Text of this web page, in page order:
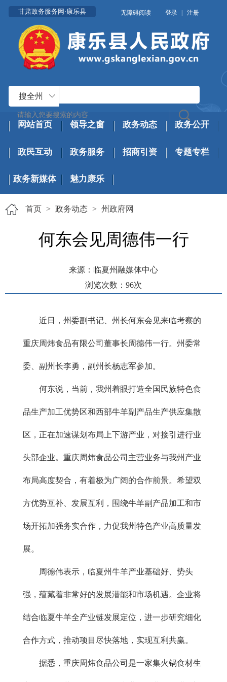
甘肃政务服务网·康乐县 无障碍阅读 登录 | 注册
搜全州
网站首页 领导之窗 政务动态 政务公开
政民互动 政务服务 招商引资 专题专栏
政务新媒体 魅力康乐
首页 > 政务动态 > 州政府网
何东会见周德伟一行
来源：临夏州融媒体中心
浏览次数： 96次
近日，州委副书记、州长何东会见来临考察的
重庆周炜食品有限公司董事长周德伟一行。州委常
委、副州长李勇，副州长杨志军参加。
何东说，当前，我州着眼打造全国民族特色食
品生产加工优势区和西部牛羊副产品生产供应集散
区，正在加速谋划布局上下游产业，对接引进行业
头部企业。重庆周炜食品公司主营业务与我州产业
布局高度契合，有着极为广阔的合作前景。希望双
方优势互补、发展互利，围绕牛羊副产品加工和市
场开拓加强务实合作，力促我州特色产业高质量发
展。
周德伟表示，临夏州牛羊产业基础好、势头
强，蕴藏着非常好的发展潜能和市场机遇。企业将
结合临夏牛羊全产业链发展定位，进一步研究细化
合作方式，推动项目尽快落地，实现互利共赢。
据悉，重庆周炜食品公司是一家集火锅食材生